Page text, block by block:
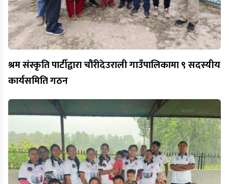
श्रम संस्कृति पार्टीद्वारा चौंरीदेउराली गाउँपालिकामा ९ सदस्यीय
कार्यसमिति गठन